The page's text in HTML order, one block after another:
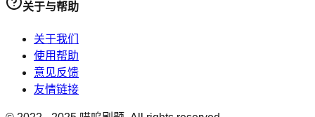
关于与帮助
关于我们
使用帮助
意见反馈
友情链接